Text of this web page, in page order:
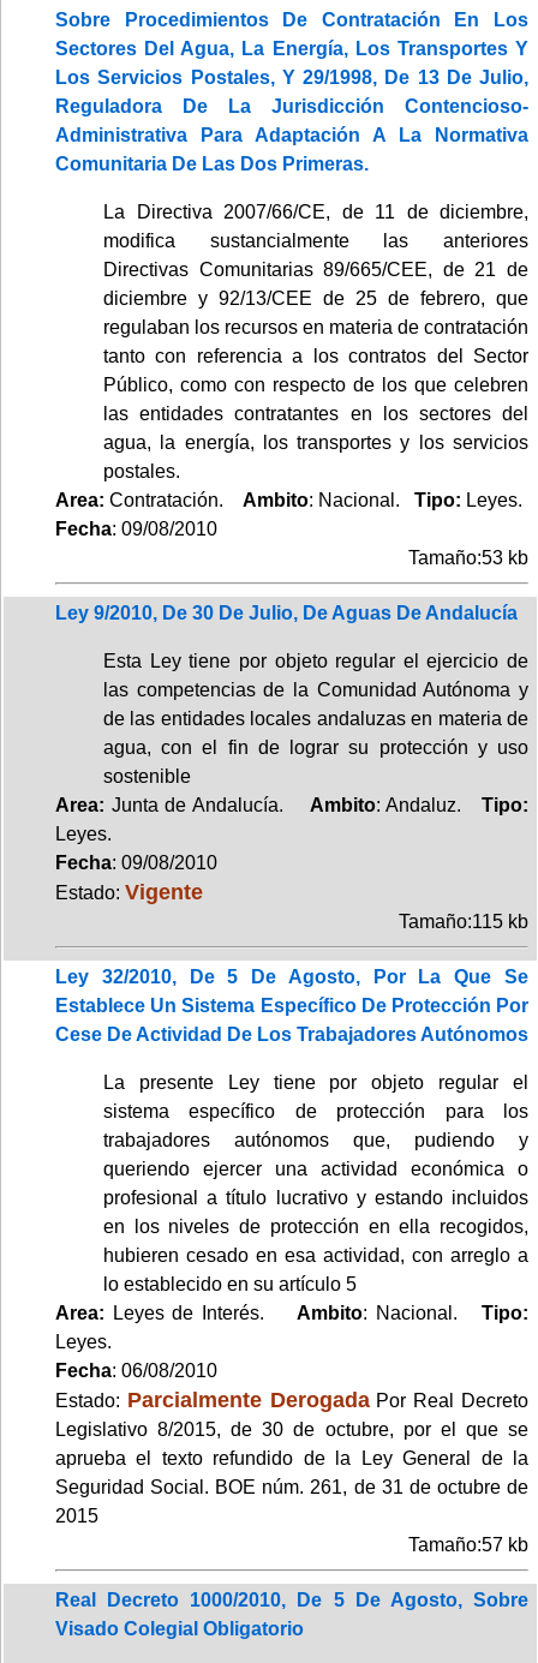
Sobre Procedimientos De Contratación En Los
Sectores Del Agua, La Energía, Los Transportes Y
Los Servicios Postales, Y 29/1998, De 13 De Julio,
Reguladora De La Jurisdicción Contencioso-
Administrativa Para Adaptación A La Normativa
Comunitaria De Las Dos Primeras.
La Directiva 2007/66/CE, de 11 de diciembre,
modifica sustancialmente las anteriores
Directivas Comunitarias 89/665/CEE, de 21 de
diciembre y 92/13/CEE de 25 de febrero, que
regulaban los recursos en materia de contratación
tanto con referencia a los contratos del Sector
Público, como con respecto de los que celebren
las entidades contratantes en los sectores del
agua, la energía, los transportes y los servicios
postales.
Area: Contratación. Ambito: Nacional. Tipo: Leyes.
Fecha: 09/08/2010
Tamaño:53 kb
Ley 9/2010, De 30 De Julio, De Aguas De Andalucía
Esta Ley tiene por objeto regular el ejercicio de
las competencias de la Comunidad Autónoma y
de las entidades locales andaluzas en materia de
agua, con el fin de lograr su protección y uso
sostenible
Area: Junta de Andalucía. Ambito: Andaluz.Tipo:
Leyes.
Fecha: 09/08/2010
Estado: Vigente
Tamaño:115 kb
Ley 32/2010, De 5 De Agosto, Por La Que Se
Establece Un Sistema Específico De Protección Por
Cese De Actividad De Los Trabajadores Autónomos
La presente Ley tiene por objeto regular el
sistema específico de protección para los
trabajadores autónomos que, pudiendo y
queriendo ejercer una actividad económica o
profesional a título lucrativo y estando incluidos
en los niveles de protección en ella recogidos,
hubieren cesado en esa actividad, con arreglo a
lo establecido en su artículo 5
Area: Leyes de Interés.Ambito: Nacional.Tipo:
Leyes.
Fecha: 06/08/2010
Estado: Parcialmente DerogadaPor Real Decreto
Legislativo 8/2015, de 30 de octubre, por el que se
aprueba el texto refundido de la Ley General de la
Seguridad Social. BOE núm. 261, de 31 de octubre de
2015
Tamaño:57 kb
Real Decreto 1000/2010, De 5 De Agosto, Sobre
Visado Colegial Obligatorio